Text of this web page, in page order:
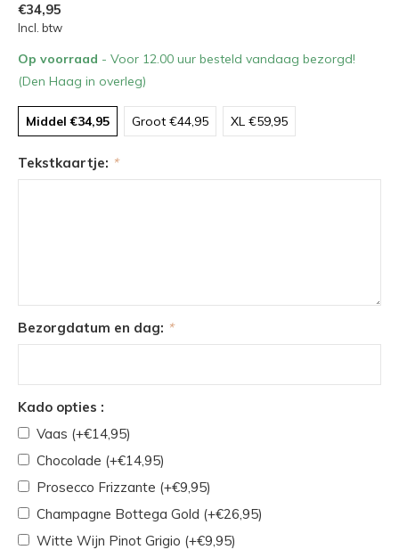
€34,95
Incl. btw
Op voorraad - Voor 12.00 uur besteld vandaag bezorgd!
(Den Haag in overleg)
Middel €34,95 Groot €44,95 XL €59,95
Tekstkaartje: *
Bezorgdatum en dag: *
Kado opties :
Vaas (+€14,95)
Chocolade (+€14,95)
Prosecco Frizzante (+€9,95)
Champagne Bottega Gold (+€26,95)
Witte Wijn Pinot Grigio (+€9,95)